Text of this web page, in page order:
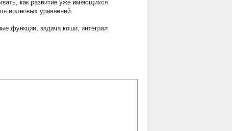
как развитие уже имеющихся
волновых уравнений.
функции, задача коши, интеграл